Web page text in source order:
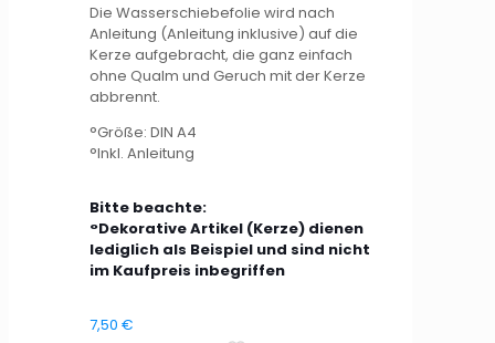
Die Wasserschiebefolie wird nach
Anleitung (Anleitung inklusive) auf die
Kerze aufgebracht, die ganz einfach
ohne Qualm und Geruch mit der Kerze
abbrennt.
°Größe: DIN A4
°Inkl. Anleitung
Bitte beachte:
°Dekorative Artikel (Kerze) dienen
lediglich als Beispiel und sind nicht
im Kaufpreis inbegriffen
7,50 €